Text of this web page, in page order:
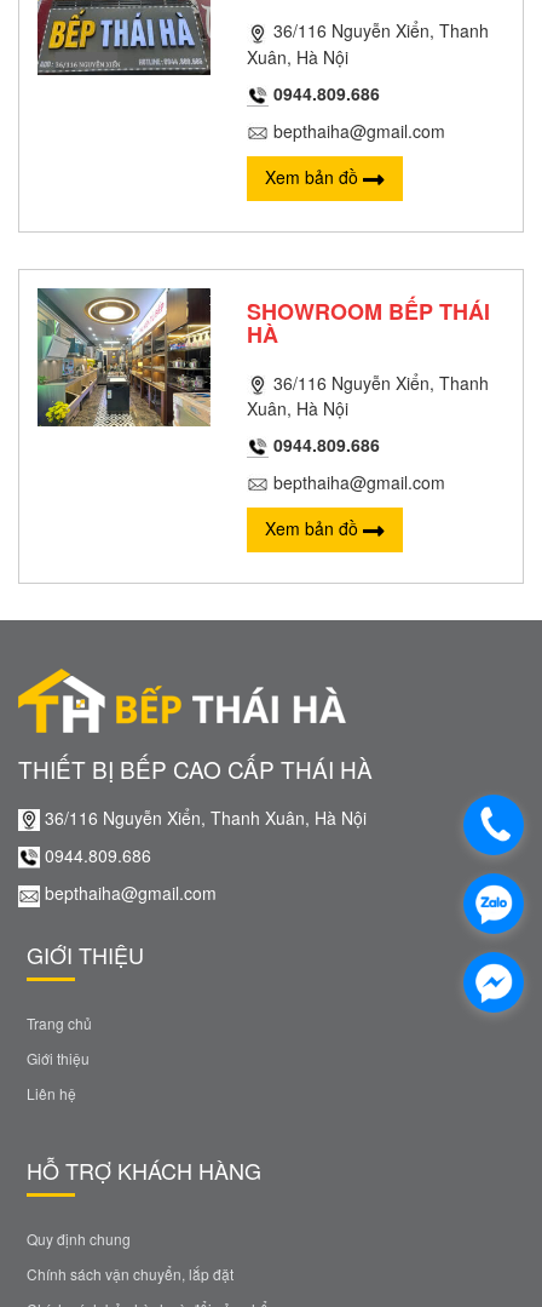
36/116 Nguyễn Xiển, Thanh
Xuân, Hà Nội
0944.809.686
bepthaiha@gmail.com
Xem bản đồ
SHOWROOM BẾP THÁI
HÀ
36/116 Nguyễn Xiển, Thanh
Xuân, Hà Nội
0944.809.686
bepthaiha@gmail.com
Xem bản đồ
THIẾT BỊ BẾP CAO CẤP THÁI HÀ
36/116 Nguyễn Xiển, Thanh Xuân, Hà Nội
0944.809.686
bepthaiha@gmail.com
GIỚI THIỆU
Trang chủ
Giới thiệu
Liên hệ
HỖ TRỢ KHÁCH HÀNG
Quy định chung
Chính sách vận chuyển, lắp đặt